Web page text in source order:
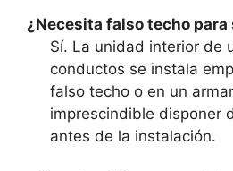
¿Necesita falso techo
Sí. La unidad interior de
conductos se instala
falso techo o en un
imprescindible disponer
antes de la instalación.